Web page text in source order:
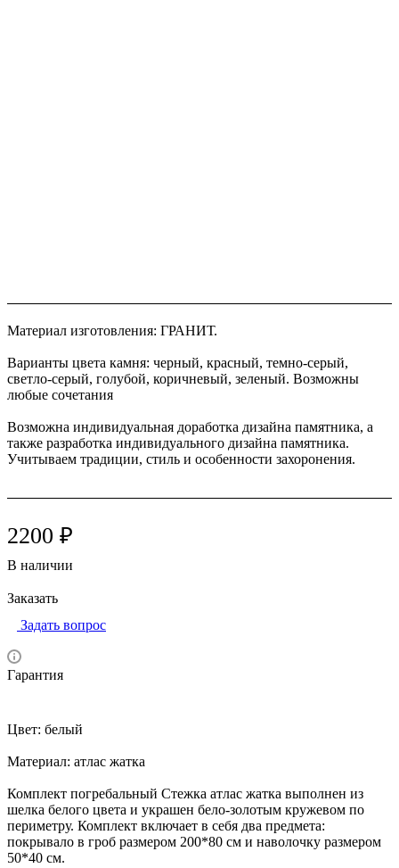
Материал изготовления: ГРАНИТ.
Варианты цвета камня: черный, красный, темно-серый,
светло-серый, голубой, коричневый, зеленый. Возможны
любые сочетания
Возможна индивидуальная доработка дизайна памятника, а
также разработка индивидуального дизайна памятника.
Учитываем традиции, стиль и особенности захоронения.
2200 ₽
В наличии
Заказать
Задать вопрос
Гарантия
Цвет: белый
Материал: атлас жатка
Комплект погребальный Стежка атлас жатка выполнен из
шелка белого цвета и украшен бело-золотым кружевом по
периметру. Комплект включает в себя два предмета:
покрывало в гроб размером 200*80 см и наволочку размером
50*40 см.